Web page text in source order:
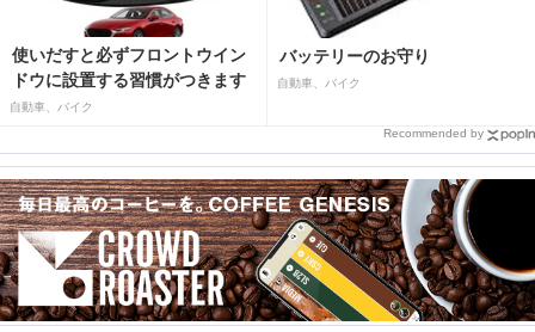
使いだすと必ずフロントウイン
ドウに設置する習慣がつきます
自動車、バイク
バッテリーのお守り
自動車、バイク
Recommended by